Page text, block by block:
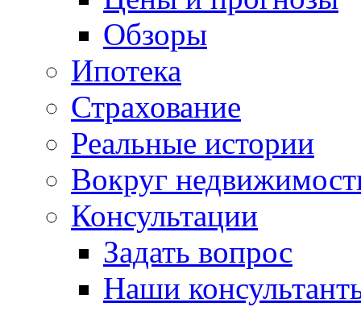
Обзоры
Ипотека
Страхование
Реальные истории
Вокруг
Консультации
Задать вопрос
Наши